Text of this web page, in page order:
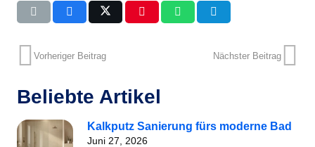
Vorheriger Beitrag Nächster Beitrag
Beliebte Artikel
Kalkputz Sanierung fürs moderne Bad
Juni 27, 2026